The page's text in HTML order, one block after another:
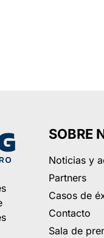
SOBRE
Noticias y
Partners
Casos de
Contacto
Sala de